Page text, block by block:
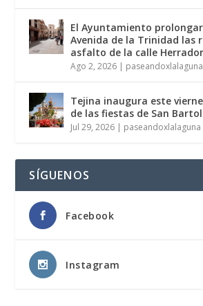
El Ayuntamiento
Avenida de la Trinidad las
asfalto de la calle
Ago 2, 2026 | paseandoxlalaguna
Tejina inaugura este
de las fiestas de San
Jul 29, 2026 | paseandoxlalaguna
SÍGUENOS
Facebook
Instagram